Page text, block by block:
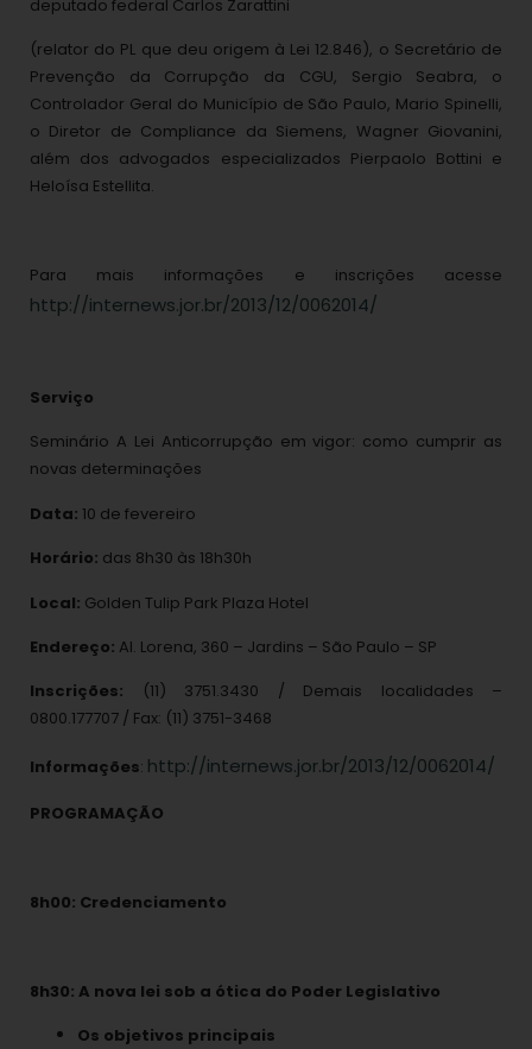
deputado federal Carlos Zarattini
(relator do PL que deu origem à Lei 12.846), o Secretário de
Prevenção da Corrupção da CGU, Sergio Seabra, o
Controlador Geral do Município de São Paulo, Mario Spinelli,
o Diretor de Compliance da Siemens, Wagner Giovanini,
além dos advogados especializados Pierpaolo Bottini e
Heloísa Estellita.
Para mais informações e inscrições acesse
http://internews.jor.br/2013/12/0062014/
Serviço
Seminário A Lei Anticorrupção em vigor: como cumprir as
novas determinações
Data: 10 de fevereiro
Horário: das 8h30 às 18h30h
Local: Golden Tulip Park Plaza Hotel
Endereço: Al. Lorena, 360 – Jardins – São Paulo – SP
Inscrições: (11) 3751.3430 / Demais localidades –
0800.177707 / Fax: (11) 3751-3468
Informações: http://internews.jor.br/2013/12/0062014/
PROGRAMAÇÃO
8h00: Credenciamento
8h30: A nova lei sob a ótica do Poder Legislativo
Os objetivos principais